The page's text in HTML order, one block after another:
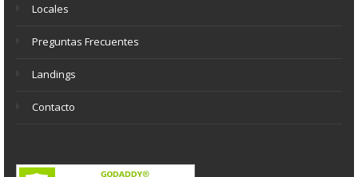
Locales
Preguntas Frecuentes
Landings
Contacto